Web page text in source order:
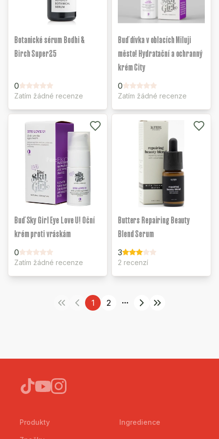
Botanické sérum Bodhi &
Birch Super25
0
Zatím žádné recenze
Buď dívka v oblacích Miluji
město! Hydratační a ochranný
krém City
0
Zatím žádné recenze
Buď Sky Girl Eye Love U! Oční
krém proti vráskám
0
Zatím žádné recenze
Butters Repairing Beauty
Blend Serum
3
2 recenzí
1 2
More pages
Produkty Ingredience